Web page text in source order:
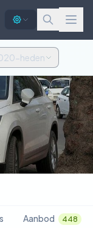
heden
Aanbod 448